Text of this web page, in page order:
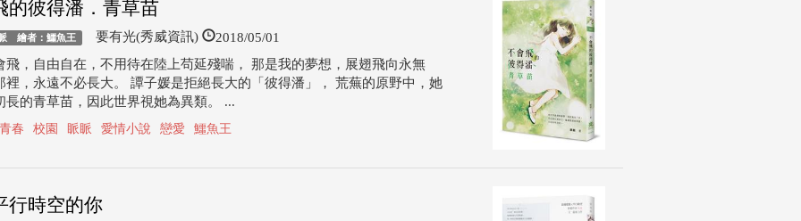
的彼得潘．青草苗
繪者：鱷魚王 要有光(秀威資訊) 2018/05/01
飛，自由自在，不用待在陸上苟延殘喘， 那是我的夢想，展翅飛向永無
裡，永遠不必長大。 譚子媛是拒絕長大的「彼得潘」， 荒蕪的原野中，她
長的青草苗，因此世界視她為異類。 ...
青春 校園 眽眽 愛情小說 戀愛 鱷魚王
行時空的你